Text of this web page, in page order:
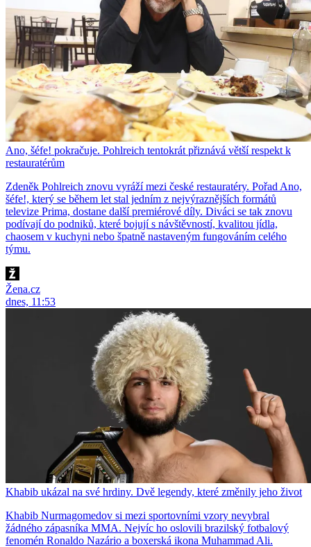
Ano, šéfe! pokračuje. Pohlreich tentokrát přiznává větší respekt k
restauratérům
Zdeněk Pohlreich znovu vyráží mezi české restauratéry. Pořad Ano,
šéfe!, který se během let stal jedním z nejvýraznějších formátů
televize Prima, dostane další premiérové díly. Diváci se tak znovu
podívají do podniků, které bojují s návštěvností, kvalitou jídla,
chaosem v kuchyni nebo špatně nastaveným fungováním celého
týmu.
Žena.cz
dnes, 11:53
Khabib ukázal na své hrdiny. Dvě legendy, které změnily jeho život
Khabib Nurmagomedov si mezi sportovními vzory nevybral
žádného zápasníka MMA. Nejvíc ho oslovili brazilský fotbalový
fenomén Ronaldo Nazário a boxerská ikona Muhammad Ali.